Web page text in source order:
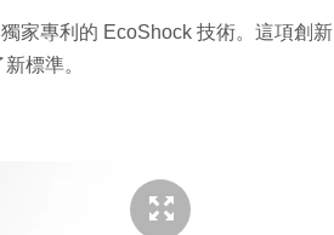
家專利的 EcoShock 技術。這項創新
標準。